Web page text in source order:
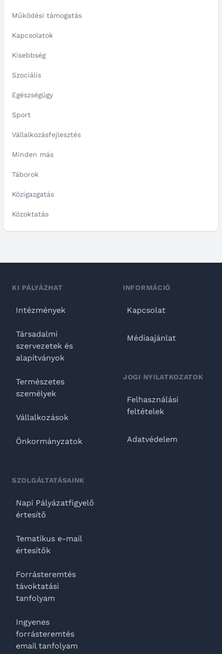
Működési támogatás
Kapcsolatok
Kisebbség
Szociális
Egészségügy
Sport
Vállalkozásfejlesztés
Minden más
Táborok
Közigazgatás
Közoktatás
KI PÁLYÁZHAT
Intézmények
Társadalmi
szervezetek és
alapítványok
Természetes
személyek
Vállalkozások
Önkormányzatok
SZOLGÁLTATÁSAINK
Napi Pályázatfigyelő
értesítő
Tematikus e-mail
értesítők
Forrásteremtés
távoktatási
tanfolyam
Ingyenes
forrásteremtés
email tanfolyam
INFORMÁCIÓ
Kapcsolat
Médiaajánlat
JOGI NYILATKOZATOK
Felhasználási
feltételek
Adatvédelem